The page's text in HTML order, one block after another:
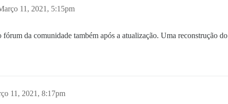
11, 2021, 5:15pm
fórum da comunidade também após a atualização. Uma reconstrução
11, 2021, 8:17pm